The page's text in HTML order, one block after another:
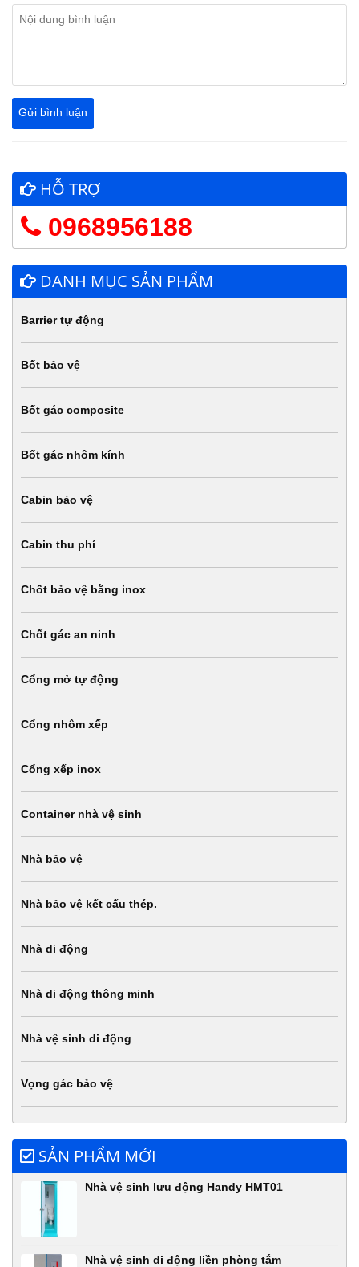
HỖ TRỢ
0968956188
DANH MỤC SẢN PHẨM
Barrier tự động
Bốt bảo vệ
Bốt gác composite
Bốt gác nhôm kính
Cabin bảo vệ
Cabin thu phí
Chốt bảo vệ bằng inox
Chốt gác an ninh
Cổng mở tự động
Cổng nhôm xếp
Cổng xếp inox
Container nhà vệ sinh
Nhà bảo vệ
Nhà bảo vệ kết cấu thép.
Nhà di động
Nhà di động thông minh
Nhà vệ sinh di động
Vọng gác bảo vệ
SẢN PHẨM MỚI
Nhà vệ sinh lưu động Handy HMT01
Nhà vệ sinh di động liền phòng tắm